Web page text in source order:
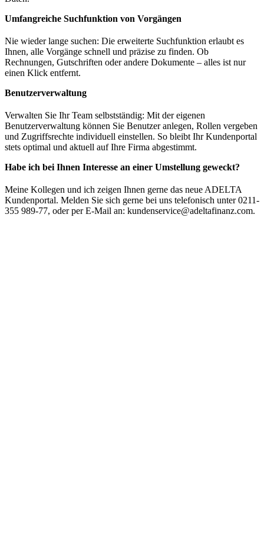
Umfangreiche Suchfunktion von Vorgängen
Nie wieder lange suchen: Die erweiterte Suchfunktion erlaubt es
Ihnen, alle Vorgänge schnell und präzise zu finden. Ob
Rechnungen, Gutschriften oder andere Dokumente – alles ist nur
einen Klick entfernt.
Benutzerverwaltung
Verwalten Sie Ihr Team selbstständig: Mit der eigenen
Benutzerverwaltung können Sie Benutzer anlegen, Rollen vergeben
und Zugriffsrechte individuell einstellen. So bleibt Ihr Kundenportal
stets optimal und aktuell auf Ihre Firma abgestimmt.
Habe ich bei Ihnen Interesse an einer Umstellung geweckt?
Meine Kollegen und ich zeigen Ihnen gerne das neue ADELTA
Kundenportal. Melden Sie sich gerne bei uns telefonisch unter 0211-
355 989-77, oder per E-Mail an: kundenservice@adeltafinanz.com.